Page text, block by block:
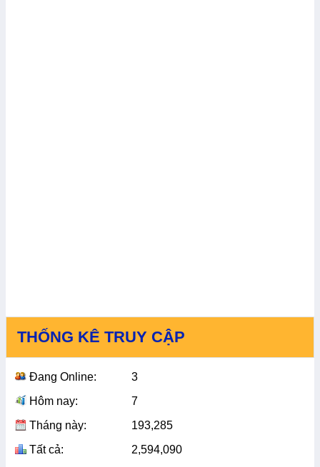
THỐNG KÊ TRUY CẬP
Đang Online:
3
Hôm nay:
7
Tháng này:
193,285
Tất cả:
2,594,090